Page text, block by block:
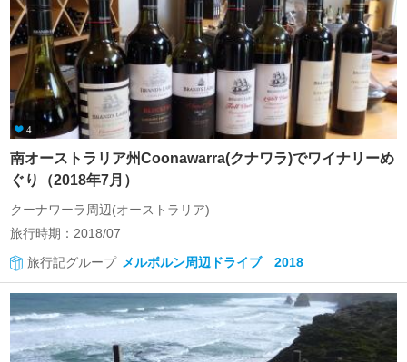
4
南オーストラリア州Coonawarra(クナワラ)でワイナリーめ
ぐり（2018年7月）
クーナワーラ周辺(オーストラリア)
旅行時期：2018/07
旅行記グループ メルボルン周辺ドライブ 2018